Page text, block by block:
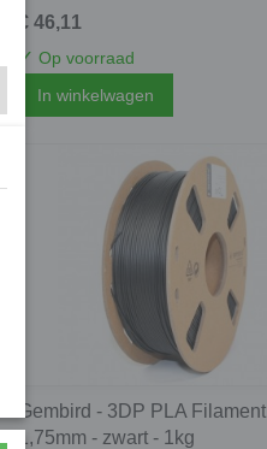
€ 46,11
✓ Op voorraad
In winkelwagen
Gembird - 3DP PLA Filament
1,75mm - zwart - 1kg